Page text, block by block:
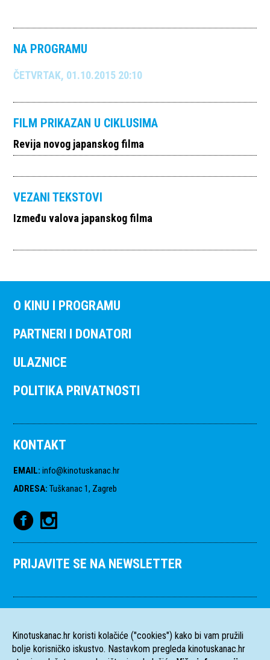
NA PROGRAMU
ČETVRTAK, 01.10.2015 20:10
FILM PRIKAZAN U CIKLUSIMA
Revija novog japanskog filma
VEZANI TEKSTOVI
Između valova japanskog filma
O KINU I PROGRAMU
PARTNERI I DONATORI
ULAZNICE
POLITIKA PRIVATNOSTI
KONTAKT
EMAIL: info@kinotuskanac.hr
ADRESA: Tuškanac 1, Zagreb
PRIJAVITE SE NA NEWSLETTER
Kinotuskanac.hr koristi kolačiće ("cookies") kako bi vam pružili
bolje korisničko iskustvo. Nastavkom pregleda kinotuskanac.hr